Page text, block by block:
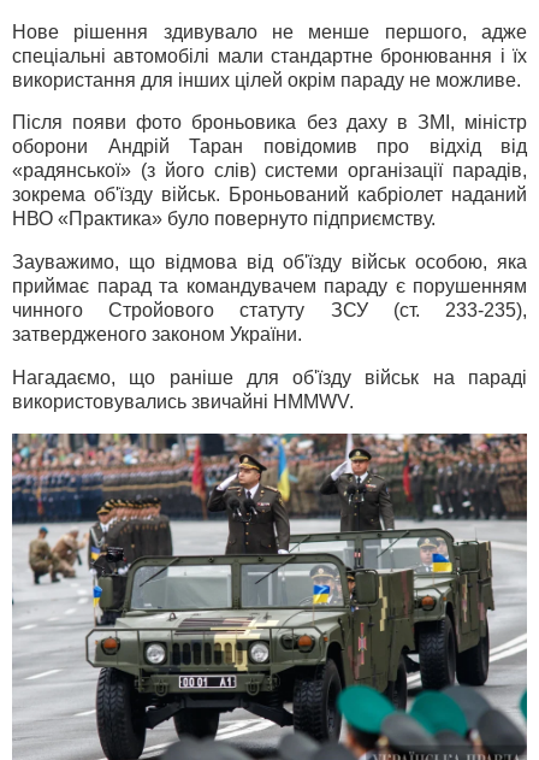
Нове рішення здивувало не менше першого, адже
спеціальні автомобілі мали стандартне бронювання і їх
використання для інших цілей окрім параду не можливе.
Після появи фото броньовика без даху в ЗМІ, міністр
оборони Андрій Таран повідомив про відхід від
«радянської» (з його слів) системи організації парадів,
зокрема об'їзду військ. Броньований кабріолет наданий
НВО «Практика» було повернуто підприємству.
Зауважимо, що відмова від об'їзду військ особою, яка
приймає парад та командувачем параду є порушенням
чинного Стройового статуту ЗСУ (ст. 233-235),
затвердженого законом України.
Нагадаємо, що раніше для об'їзду військ на параді
використовувались звичайні HMMWV.